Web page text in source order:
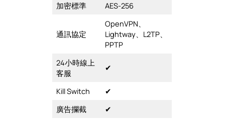
加密標準
AES-256
通訊協定
OpenVPN、
Lightway、L2TP、
PPTP
24小時線上
客服
✔︎
Kill Switch
✔︎
廣告攔截
✔︎